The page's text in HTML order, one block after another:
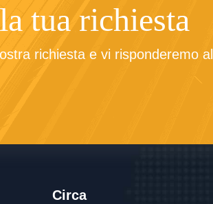
tua richiesta
richiesta e vi risponderemo
Circa